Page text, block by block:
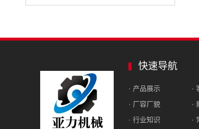
快速导航
· 产品展示
·
· 厂容厂貌
·
· 行业知识
·